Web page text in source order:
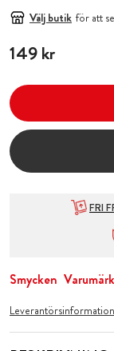
Välj butik för att
Pris:149 kr
149 kr
FRI
Smycken
Leverantörsinformation